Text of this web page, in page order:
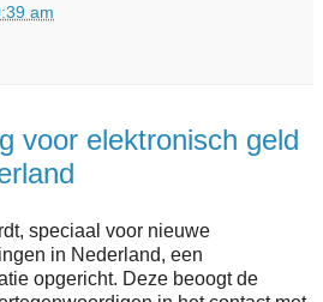
am
voor elektronisch geld
speciaal voor nieuwe
in Nederland, een
opgericht. Deze beoogt de